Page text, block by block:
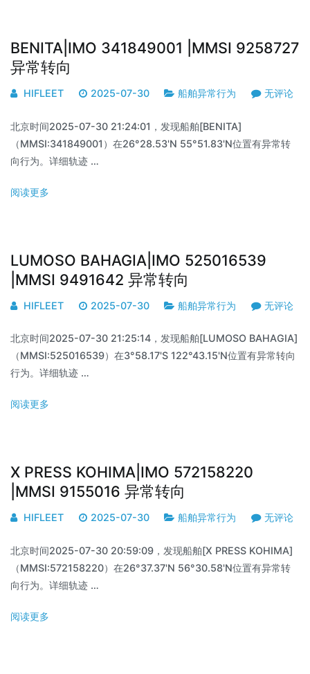
BENITA|IMO 341849001 |MMSI 9258727
异常转向
HIFLEET 2025-07-30 船舶异常行为 无评论
北京时间2025-07-30 21:24:01，发现船舶[BENITA]
（MMSI:341849001）在26°28.53'N 55°51.83'N位置有异常转
向行为。详细轨迹 …
阅读更多
LUMOSO BAHAGIA|IMO 525016539
|MMSI 9491642 异常转向
HIFLEET 2025-07-30 船舶异常行为 无评论
北京时间2025-07-30 21:25:14，发现船舶[LUMOSO BAHAGIA]
（MMSI:525016539）在3°58.17'S 122°43.15'N位置有异常转向
行为。详细轨迹 …
阅读更多
X PRESS KOHIMA|IMO 572158220
|MMSI 9155016 异常转向
HIFLEET 2025-07-30 船舶异常行为 无评论
北京时间2025-07-30 20:59:09，发现船舶[X PRESS KOHIMA]
（MMSI:572158220）在26°37.37'N 56°30.58'N位置有异常转
向行为。详细轨迹 …
阅读更多